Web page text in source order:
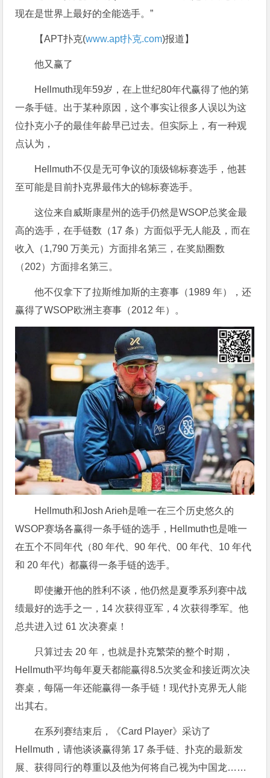
现在是世界上最好的全能选手。”
【APT扑克(www.apt扑克.com)报道】
他又赢了
Hellmuth现年59岁，在上世纪80年代赢得了他的第
一条手链。出于某种原因，这个事实让很多人误以为这
位扑克小子的最佳年龄早已过去。但实际上，有一种观
点认为，
Hellmuth不仅是无可争议的顶级锦标赛选手，他甚
至可能是目前扑克界最伟大的锦标赛选手。
这位来自威斯康星州的选手仍然是WSOP总奖金最
高的选手，在手链数（17 条）方面似乎无人能及，而在
收入（1,790 万美元）方面排名第三，在奖励圈数
（202）方面排名第三。
他不仅拿下了拉斯维加斯的主赛事（1989 年），还
赢得了WSOP欧洲主赛事（2012 年）。
Hellmuth和Josh Arieh是唯一在三个历史悠久的
WSOP赛场各赢得一条手链的选手，Hellmuth也是唯一
在五个不同年代（80 年代、90 年代、00 年代、10 年代
和 20 年代）都赢得一条手链的选手。
即使撇开他的胜利不谈，他仍然是夏季系列赛中战
绩最好的选手之一，14 次获得亚军，4 次获得季军。他
总共进入过 61 次决赛桌！
只算过去 20 年，也就是扑克繁荣的整个时期，
Hellmuth平均每年夏天都能赢得8.5次奖金和接近两次决
赛桌，每隔一年还能赢得一条手链！现代扑克界无人能
出其右。
在系列赛结束后，《Card Player》采访了
Hellmuth，请他谈谈赢得第 17 条手链、扑克的最新发
展、获得同行的尊重以及他为何将自己视为中国龙……